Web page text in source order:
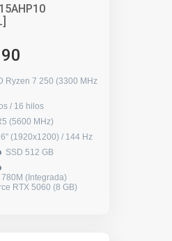
Ryzen 7 250 (3300 MHz
8 núcleos / 16 hilos
(5600 MHz)
LED 15.6" (1920x1200) / 144 Hz
SSD 512 GB
(Integrada)
RTX 5060 (8 GB)